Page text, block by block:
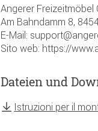
Angerer Freizeitmöbel
Am Bahndamm 8,
E-Mail:
Sito web: https://
Dateien und
Istruzioni per il